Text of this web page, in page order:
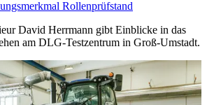
Rollenprüfstand
David Herrmann gibt Einblicke in das
am DLG-Testzentrum in Groß-Umstadt.